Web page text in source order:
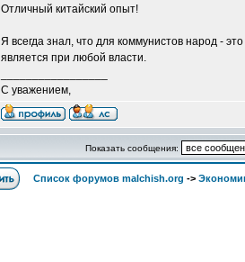
Отличный китайский опыт!
Я всегда знал, что для коммунистов народ -
является при любой власти.
С уважением,
Показать сообщения:
Список форумов malchish.org ->